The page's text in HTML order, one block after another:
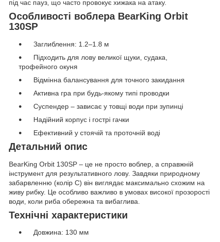
під час пауз, що часто провокує хижака на атаку.
Особливості воблера BearKing Orbit
130SP
Заглиблення: 1.2–1.8 м
Підходить для лову великої щуки, судака,
трофейного окуня
Відмінна балансування для точного закидання
Активна гра при будь-якому типі проводки
Суспендер – зависає у товщі води при зупинці
Надійний корпус і гострі гачки
Ефективний у стоячій та проточній воді
Детальний опис
BearKing Orbit 130SP – це не просто воблер, а справжній
інструмент для результативного лову. Завдяки природному
забарвленню (колір C) він виглядає максимально схожим на
живу рибку. Це особливо важливо в умовах високої прозорості
води, коли риба обережна та вибаглива.
Технічні характеристики
Довжина: 130 мм